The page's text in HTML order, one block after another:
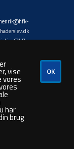
henrik@hfk-
haderslev.dk
haderslev.dk
haderslev.dk
haderslev.dk
vise
vores
har
brug